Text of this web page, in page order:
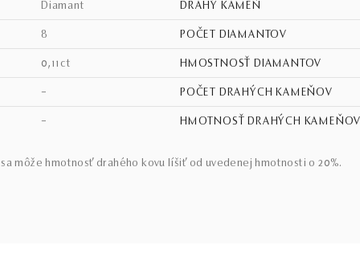
diamant
8
0,11ct
–
–
DRAHÝ KAMEŇ
POČET DIAMANTOV
HMOSTNOSŤ DIAMANTOV
POČET DRAHÝCH KAMEŇOV
HMOTNOSŤ DRAHÝCH
môže hmotnosť drahého kovu líšiť od uvedenej hmotnosti o 20%.